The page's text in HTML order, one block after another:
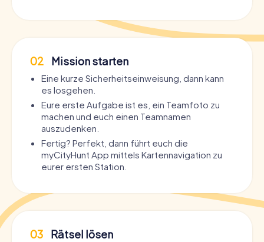
02 Mission starten
Eine kurze Sicherheitseinweisung, dann kann
es losgehen.
Eure erste Aufgabe ist es, ein Teamfoto zu
machen und euch einen Teamnamen
auszudenken.
Fertig? Perfekt, dann führt euch die
myCityHunt App mittels Kartennavigation zu
eurer ersten Station.
03 Rätsel lösen